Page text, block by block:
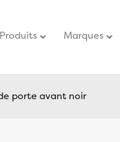
Produits Marques
porte avant noir